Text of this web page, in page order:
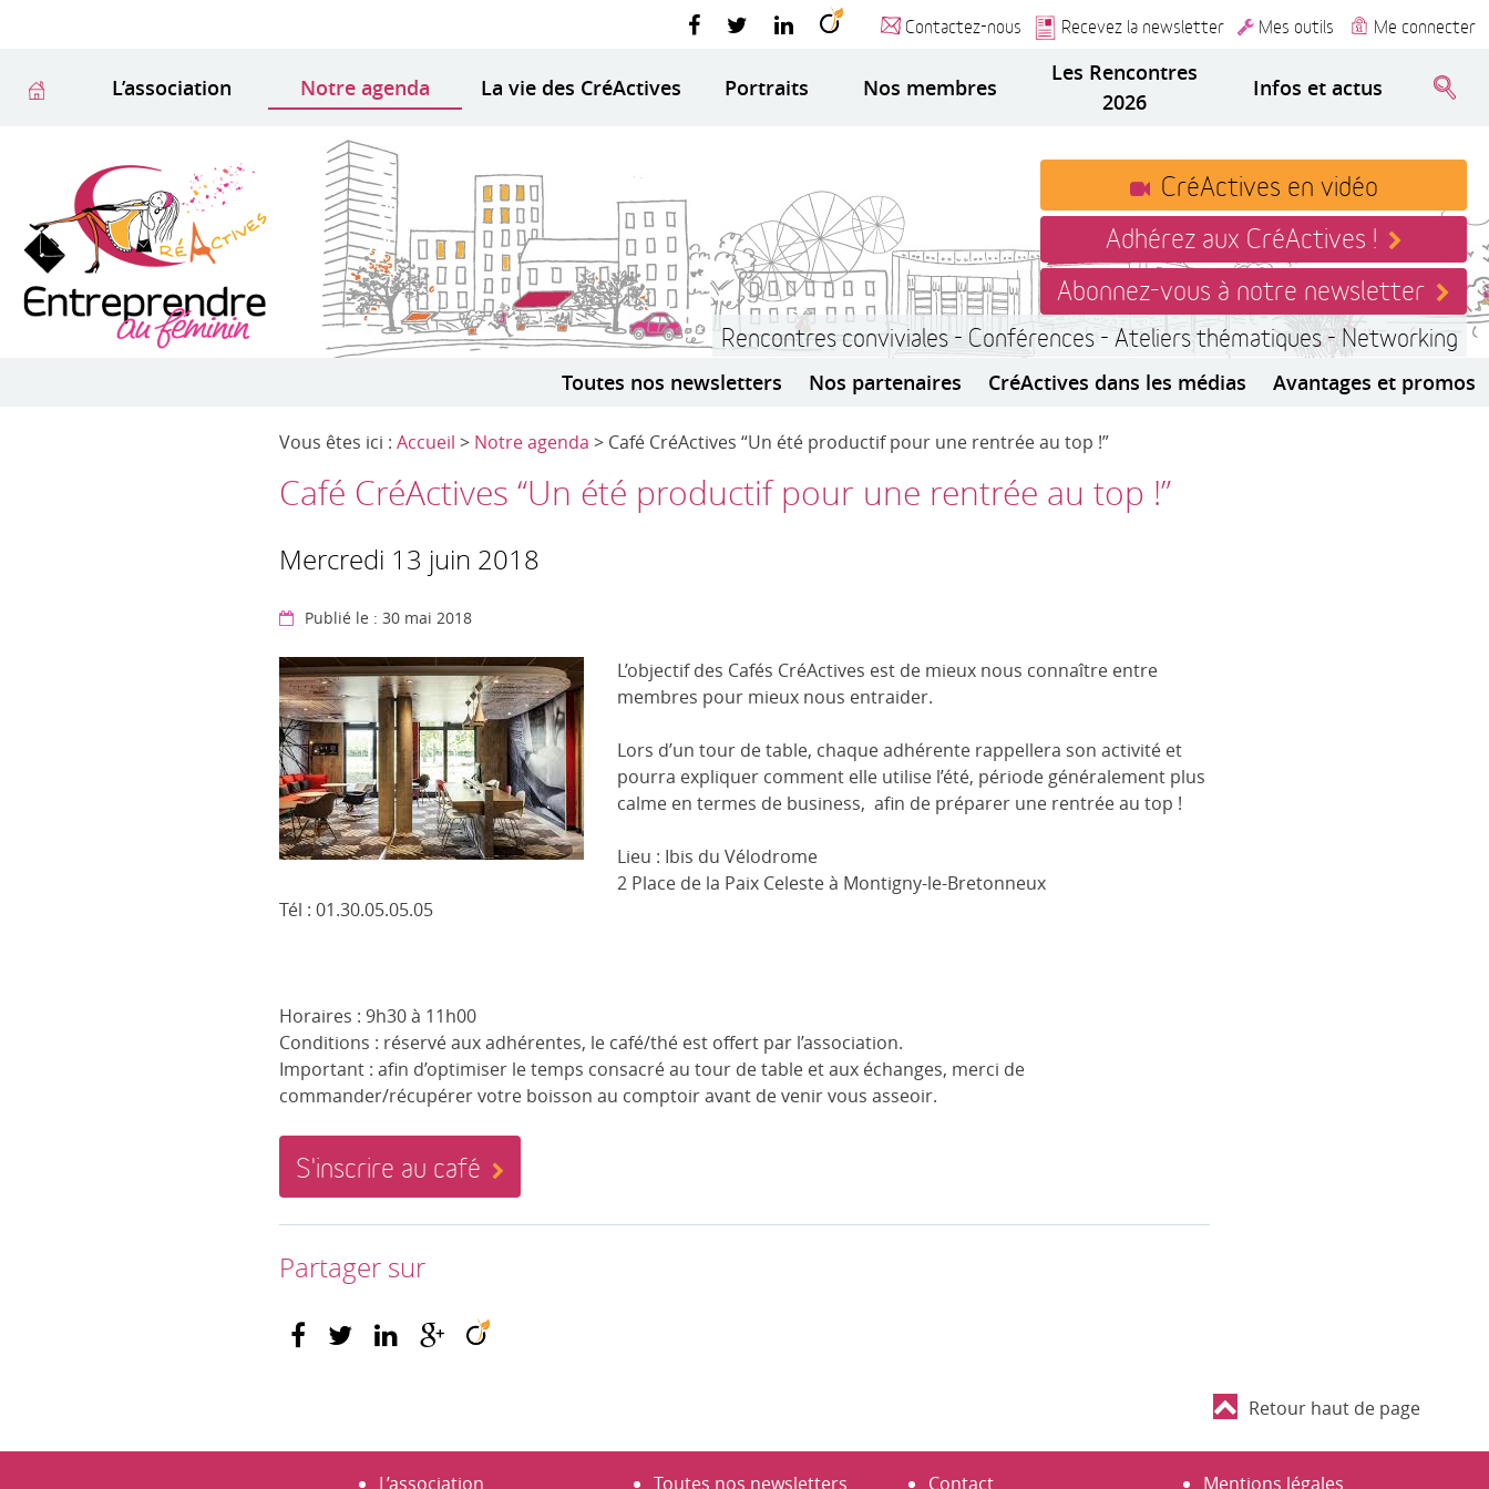
Contactez-nous Recevez la newsletter Mes outils Me connecter
L’association Notre agenda La vie des CréActives Portraits Nos membres
Les Rencontres
2026
Infos et actus
CréActives en vidéo
Adhérez aux CréActives !
Abonnez-vous à notre newsletter
Rencontres conviviales - Conférences - Ateliers thématiques - Networking
Toutes nos newsletters Nos partenaires CréActives dans les médias Avantages et promos
Vous êtes ici : Accueil > Notre agenda > Café CréActives “Un été productif pour une rentrée au top !”
Café CréActives “Un été productif pour une rentrée au top !”
Mercredi 13 juin 2018
Publié le : 30 mai 2018
L’objectif des Cafés CréActives est de mieux nous connaître entre
membres pour mieux nous entraider.
Lors d’un tour de table, chaque adhérente rappellera son activité et
pourra expliquer comment elle utilise l’été, période généralement plus
calme en termes de business, afin de préparer une rentrée au top !
Lieu : Ibis du Vélodrome
2 Place de la Paix Celeste à Montigny-le-Bretonneux
Tél : 01.30.05.05.05
Horaires : 9h30 à 11h00
Conditions : réservé aux adhérentes, le café/thé est offert par l’association.
Important : afin d’optimiser le temps consacré au tour de table et aux échanges, merci de
commander/récupérer votre boisson au comptoir avant de venir vous asseoir.
S'inscrire au café
Partager sur
Retour haut de page
L’association Toutes nos newsletters Contact Mentions légales